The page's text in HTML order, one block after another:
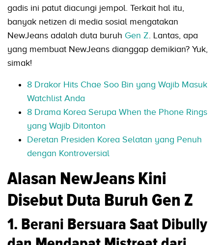
gadis ini patut diacungi jempol. Terkait hal itu,
banyak netizen di media sosial mengatakan
NewJeans adalah duta buruh Gen Z. Lantas, apa
yang membuat NewJeans dianggap demikian? Yuk,
simak!
8 Drakor Hits Chae Soo Bin yang Wajib Masuk
Watchlist Anda
8 Drama Korea Serupa When the Phone Rings
yang Wajib Ditonton
Deretan Presiden Korea Selatan yang Penuh
dengan Kontroversial
Alasan NewJeans Kini
Disebut Duta Buruh Gen Z
1. Berani Bersuara Saat Dibully